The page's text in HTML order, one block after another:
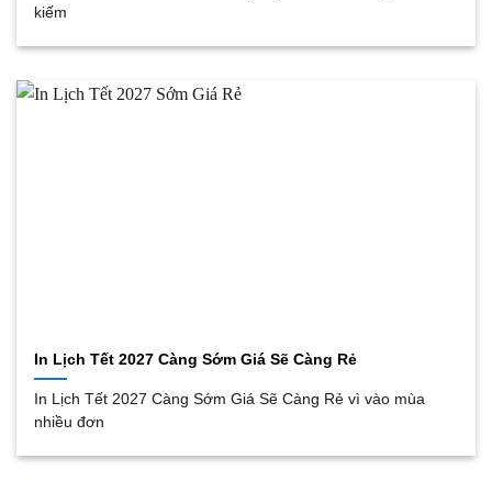
kiếm
In Lịch Tết 2027 Càng Sớm Giá Sẽ Càng Rẻ
In Lịch Tết 2027 Càng Sớm Giá Sẽ Càng Rẻ vì vào mùa
nhiều đơn